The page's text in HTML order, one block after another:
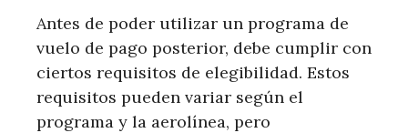
Antes de poder utilizar un programa de
vuelo de pago posterior, debe cumplir con
ciertos requisitos de elegibilidad. Estos
requisitos pueden variar según el
programa y la aerolínea, pero